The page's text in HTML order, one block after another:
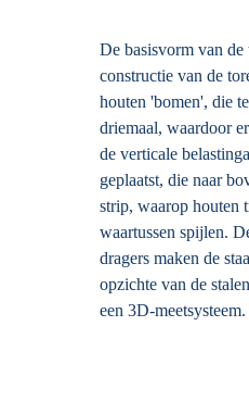
De basisvorm van
constructie van de
houten 'bomen', die
driemaal, waardoor
de verticale
geplaatst, die naar
strip, waarop houten
waartussen spijlen.
dragers maken de
opzichte van de
een 3D-meetsysteem.